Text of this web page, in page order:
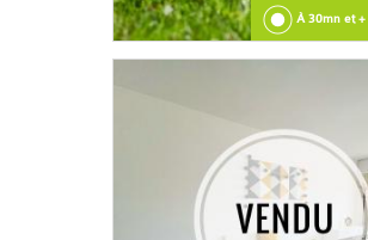
À 30mn et +